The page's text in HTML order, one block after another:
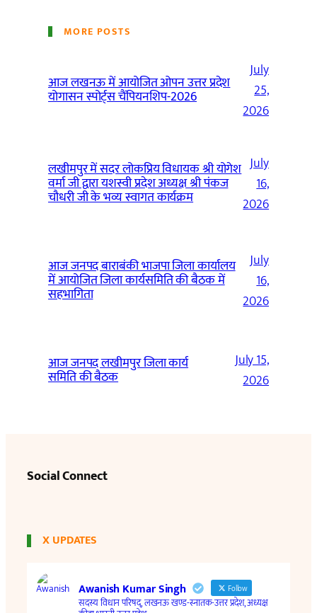
MORE POSTS
आज लखनऊ में आयोजित ओपन उत्तर प्रदेश
योगासन स्पोर्ट्स चैंपियनशिप-2026
July
25,
2026
लखीमपुर में सदर लोकप्रिय विधायक श्री योगेश
वर्मा जी द्वारा यशस्वी प्रदेश अध्यक्ष श्री पंकज
चौधरी जी के भव्य स्वागत कार्यक्रम
July
16,
2026
आज जनपद बाराबंकी भाजपा जिला कार्यालय
में आयोजित जिला कार्यसमिति की बैठक में
सहभागिता
July
16,
2026
आज जनपद लखीमपुर जिला कार्य
समिति की बैठक
July 15,
2026
Social Connect
X UPDATES